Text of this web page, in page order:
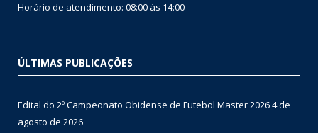
Horário de atendimento: 08:00 às 14:00
ÚLTIMAS PUBLICAÇÕES
Edital do 2º Campeonato Obidense de Futebol Master 20264 de
agosto de 2026